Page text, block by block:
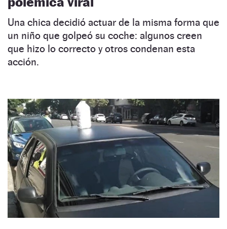
Una chica decidió actuar de la misma forma que
un niño que golpeó su coche: algunos creen
que hizo lo correcto y otros condenan esta
acción.